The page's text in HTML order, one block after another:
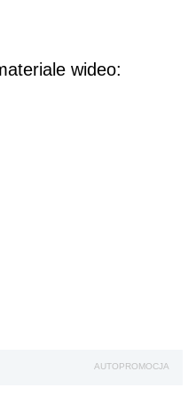
wideo:
AUTOPROMOCJA